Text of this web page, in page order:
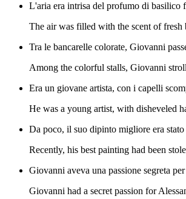
L'aria era intrisa del profumo di basilico
The air was filled with the scent of fresh
Tra le bancarelle colorate, Giovanni
Among the colorful stalls, Giovanni
Era un giovane artista, con i capelli
He was a young artist, with disheveled
Da poco, il suo dipinto migliore era
Recently, his best painting had been
Giovanni aveva una passione segreta
Giovanni had a secret passion for